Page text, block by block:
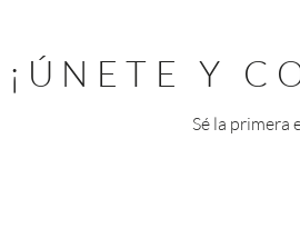
¡ÚNETE Y
Sé la primera